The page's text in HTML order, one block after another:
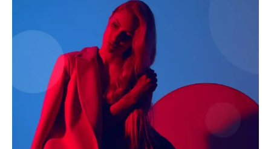
AIN NEWS 1
Contact Us
About Us
Privacy Policy
Terms of Use Agreement
Facebook
X WhatsApp
Share